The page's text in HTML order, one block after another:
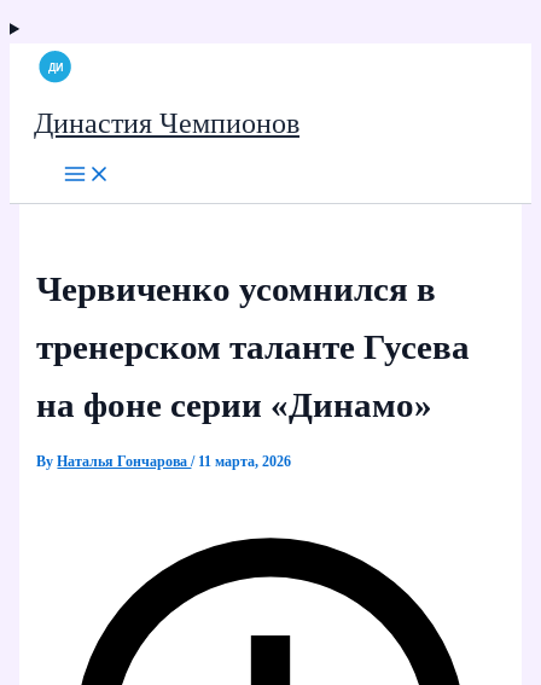
Династия Чемпионов
Червиченко усомнился в
тренерском таланте Гусева
на фоне серии «Динамо»
ByНаталья Гончарова/ 11 марта, 2026